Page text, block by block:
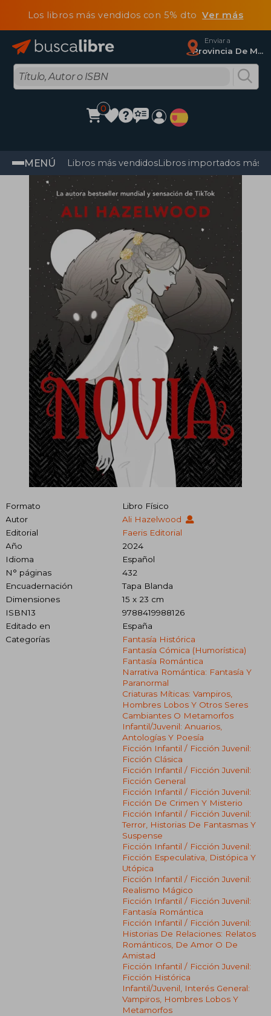
Los libros más vendidos con 5% dtoVer más
Enviar a
Provincia De Madrid
0
MENÚ Libros más vendidosLibros importados más
Formato
Libro Físico
Autor
Ali Hazelwood
Editorial
Faeris Editorial
Año
2024
Idioma
Español
N° páginas
432
Encuadernación
Tapa Blanda
Dimensiones
15 x 23 cm
ISBN13
9788419988126
Editado en
España
Categorías
Fantasía Histórica
Fantasía Cómica (humorística)
Fantasía Romántica
Narrativa Romántica: Fantasía Y
Paranormal
Criaturas Míticas: Vampiros,
Hombres Lobos Y Otros Seres
Cambiantes O Metamorfos
Infantil/juvenil: Anuarios,
Antologías Y Poesía
Ficción Infantil / Ficción Juvenil:
Ficción Clásica
Ficción Infantil / Ficción Juvenil:
Ficción General
Ficción Infantil / Ficción Juvenil:
Ficción De Crimen Y Misterio
Ficción Infantil / Ficción Juvenil:
Terror, Historias De Fantasmas Y
Suspense
Ficción Infantil / Ficción Juvenil:
Ficción Especulativa, Distópica Y
Utópica
Ficción Infantil / Ficción Juvenil:
Realismo Mágico
Ficción Infantil / Ficción Juvenil:
Fantasía Romántica
Ficción Infantil / Ficción Juvenil:
Historias De Relaciones: Relatos
Románticos, De Amor O De
Amistad
Ficción Infantil / Ficción Juvenil:
Ficción Histórica
Infantil/juvenil, Interés General:
Vampiros, Hombres Lobos Y
Metamorfos